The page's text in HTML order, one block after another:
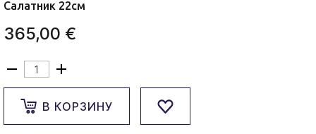
Салатник 22см
365,00 €
В КОРЗИНУ